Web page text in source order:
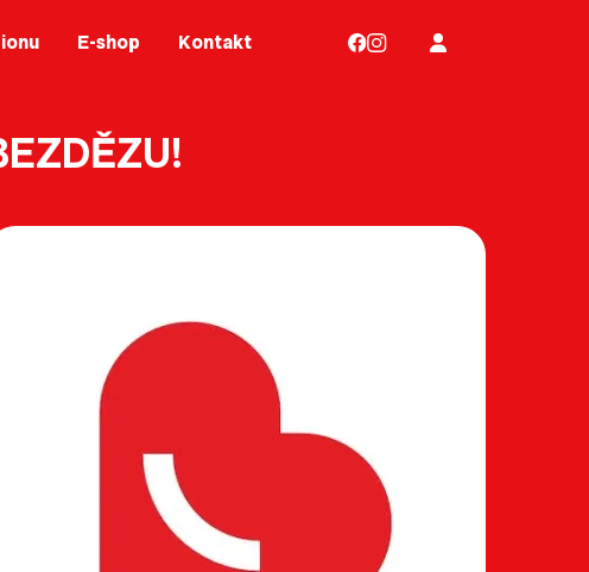
E-shop Kontakt